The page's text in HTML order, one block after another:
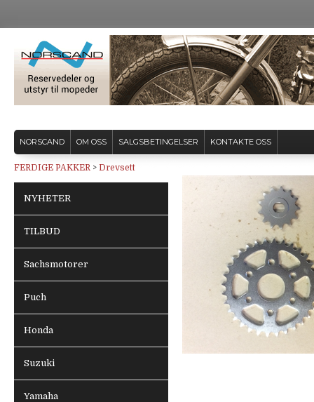
NORSCAND OM OSS SALGSBETINGELSER KONTAKTE OSS
FERDIGE PAKKER > Drevsett
NYHETER
TILBUD
Sachsmotorer
Puch
Honda
Suzuki
Yamaha